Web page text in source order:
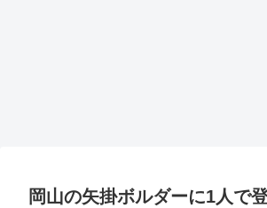
岡山の矢掛ボルダーに1人で